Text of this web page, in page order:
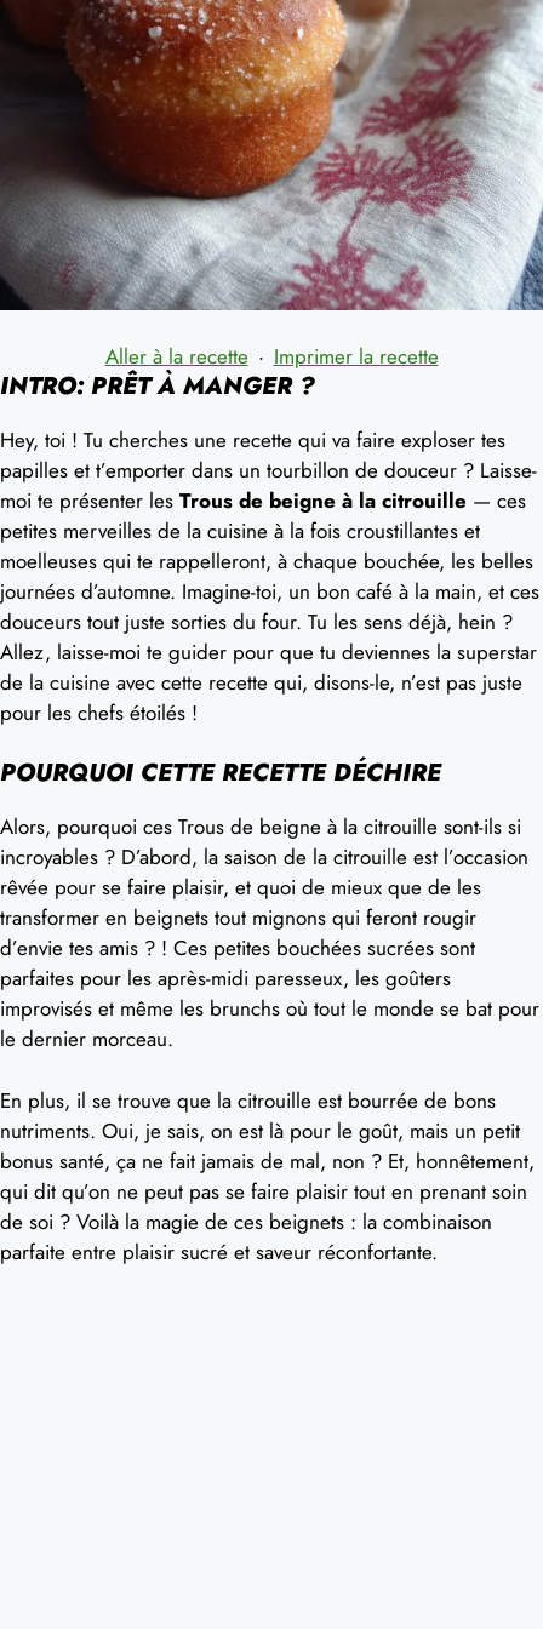
Aller à la recette · Imprimer la recette
INTRO: PRÊT À MANGER ?
Hey, toi ! Tu cherches une recette qui va faire exploser tes
papilles et t’emporter dans un tourbillon de douceur ? Laisse-
moi te présenter les Trous de beigne à la citrouille — ces
petites merveilles de la cuisine à la fois croustillantes et
moelleuses qui te rappelleront, à chaque bouchée, les belles
journées d’automne. Imagine-toi, un bon café à la main, et ces
douceurs tout juste sorties du four. Tu les sens déjà, hein ?
Allez, laisse-moi te guider pour que tu deviennes la superstar
de la cuisine avec cette recette qui, disons-le, n’est pas juste
pour les chefs étoilés !
POURQUOI CETTE RECETTE DÉCHIRE
Alors, pourquoi ces Trous de beigne à la citrouille sont-ils si
incroyables ? D’abord, la saison de la citrouille est l’occasion
rêvée pour se faire plaisir, et quoi de mieux que de les
transformer en beignets tout mignons qui feront rougir
d’envie tes amis ? ! Ces petites bouchées sucrées sont
parfaites pour les après-midi paresseux, les goûters
improvisés et même les brunchs où tout le monde se bat pour
le dernier morceau.
En plus, il se trouve que la citrouille est bourrée de bons
nutriments. Oui, je sais, on est là pour le goût, mais un petit
bonus santé, ça ne fait jamais de mal, non ? Et, honnêtement,
qui dit qu’on ne peut pas se faire plaisir tout en prenant soin
de soi ? Voilà la magie de ces beignets : la combinaison
parfaite entre plaisir sucré et saveur réconfortante.